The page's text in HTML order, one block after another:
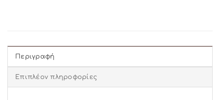
Περιγραφή
Επιπλέον πληροφορίες